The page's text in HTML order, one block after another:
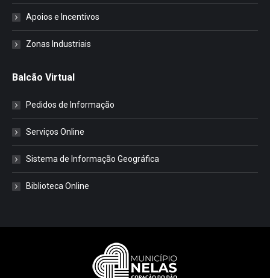
Apoios e Incentivos
Zonas Industriais
Balcão Virtual
Pedidos de Informação
Serviços Online
Sistema de Informação Geográfica
Biblioteca Online